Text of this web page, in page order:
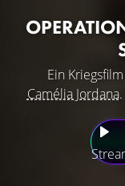
Ein
Camélia Jordana